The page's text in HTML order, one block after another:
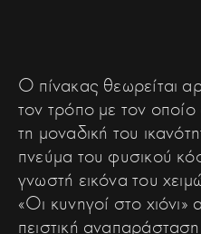
Ο πίνακας θεωρείται
τον τρόπο με τον
τη μοναδική του
πνεύμα του φυσικού
γνωστή εικόνα του
«Οι κυνηγοί στο χιόνι»
πειστική